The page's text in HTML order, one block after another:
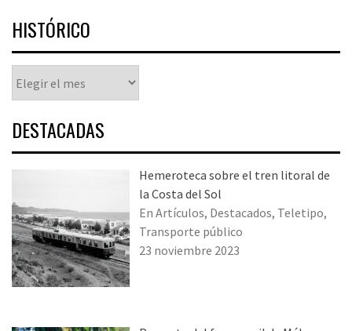
HISTÓRICO
DESTACADAS
Hemeroteca sobre el tren litoral de
la Costa del Sol
En Artículos, Destacados, Teletipo,
Transporte público
23 noviembre 2023